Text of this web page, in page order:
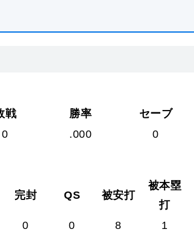
戦 勝率 セーブ
0 .000 0
完封 QS 被安打
被本塁
打
0 0 8 1